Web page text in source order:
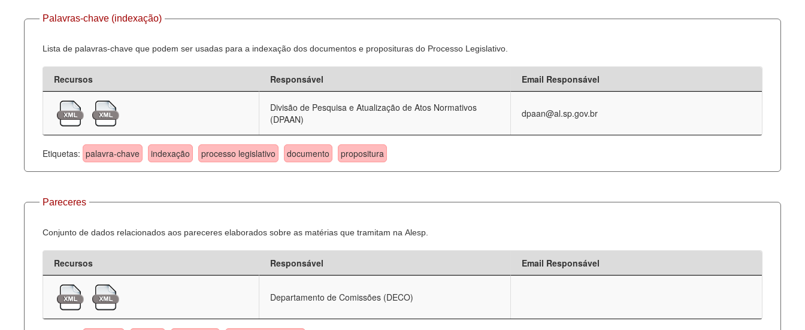
Palavras-chave (indexação)
Lista de palavras-chave que podem ser usadas para a indexação dos documentos e proposituras do Processo Legislativo.
Recursos Responsável Email Responsável
Divisão de Pesquisa e Atualização de Atos Normativos
(DPAAN)
dpaan@al.sp.gov.br
Etiquetas: palavra-chave indexação processo legislativo documento propositura
Pareceres
Conjunto de dados relacionados aos pareceres elaborados sobre as matérias que tramitam na Alesp.
Recursos Responsável Email Responsável
Departamento de Comissões (DECO)